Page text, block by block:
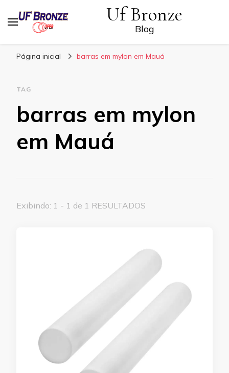
Uf Bronze
Blog
Página inicial barras em mylon em Mauá
TAG
barras em mylon
em Mauá
Exibindo: 1 - 1 de 1 RESULTADOS